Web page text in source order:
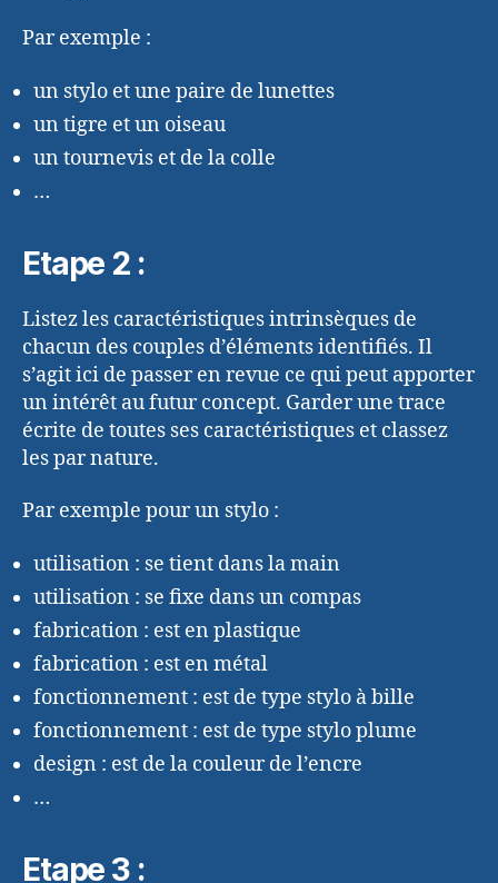
Par exemple :
un stylo et une paire de lunettes
un tigre et un oiseau
un tournevis et de la colle
…
Etape 2 :
Listez les caractéristiques intrinsèques de
chacun des couples d’éléments identifiés. Il
s’agit ici de passer en revue ce qui peut apporter
un intérêt au futur concept. Garder une trace
écrite de toutes ses caractéristiques et classez
les par nature.
Par exemple pour un stylo :
utilisation : se tient dans la main
utilisation : se fixe dans un compas
fabrication : est en plastique
fabrication : est en métal
fonctionnement : est de type stylo à bille
fonctionnement : est de type stylo plume
design : est de la couleur de l’encre
…
Etape 3 :